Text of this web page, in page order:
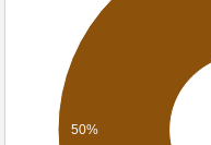
50%